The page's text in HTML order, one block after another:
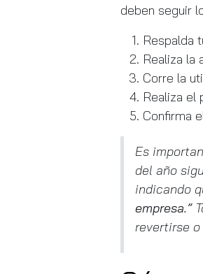
deben seguir
Respalda
Realiza la
Corre la
Realiza el
Confirma
Es
del año
indicando
empresa.”
revertirse